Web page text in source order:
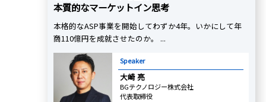
本質的なマーケットイン思考
本格的なASP事業を開始してわずか4年。いかにして年
商110億円を成就させたのか。 ...
Speaker
大崎 亮
BGテクノロジー株式会社
代表取締役